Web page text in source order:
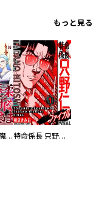
もっと見る
優柔不断な閻魔さま 特命係長 只野仁ファイナル 愛蔵版